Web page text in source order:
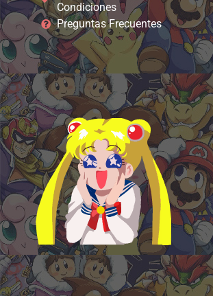
Condiciones
Preguntas Frecuentes